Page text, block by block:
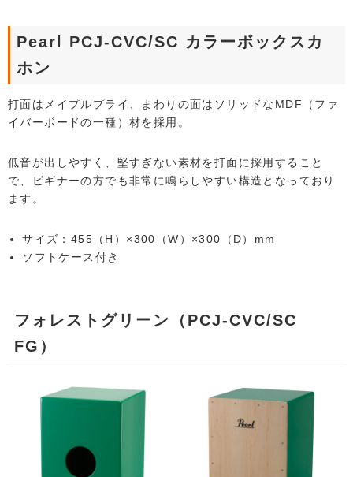
Pearl PCJ-CVC/SC カラーボックスカ
ホン
打面はメイプルプライ、まわりの面はソリッドなMDF（ファ
イバーボードの一種）材を採用。
低音が出しやすく、堅すぎない素材を打面に採用すること
で、ビギナーの方でも非常に鳴らしやすい構造となっており
ます。
サイズ：455（H）×300（W）×300（D）mm
ソフトケース付き
フォレストグリーン（PCJ-CVC/SC
FG）